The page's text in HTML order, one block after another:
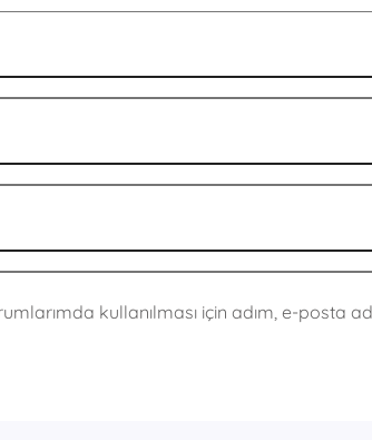
kullanılması için adım, e-posta